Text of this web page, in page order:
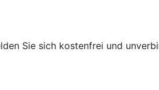
Sie sich kostenfrei und